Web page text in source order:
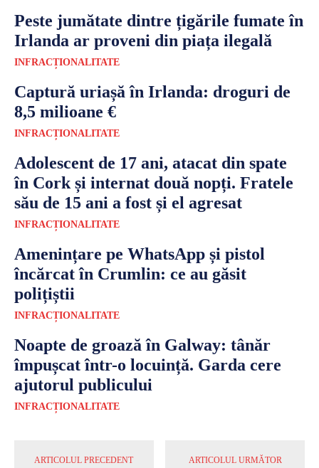
Peste jumătate dintre țigările fumate în
Irlanda ar proveni din piața ilegală
INFRACȚIONALITATE
Captură uriașă în Irlanda: droguri de
8,5 milioane €
INFRACȚIONALITATE
Adolescent de 17 ani, atacat din spate
în Cork și internat două nopți. Fratele
său de 15 ani a fost și el agresat
INFRACȚIONALITATE
Amenințare pe WhatsApp și pistol
încărcat în Crumlin: ce au găsit
polițiștii
INFRACȚIONALITATE
Noapte de groază în Galway: tânăr
împușcat într-o locuință. Garda cere
ajutorul publicului
INFRACȚIONALITATE
ARTICOLUL PRECEDENT ARTICOLUL URMĂTOR